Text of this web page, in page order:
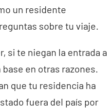
un residente
sobre tu viaje.
si te niegan la entrada a
en otras razones.
que tu residencia ha
fuera del país por